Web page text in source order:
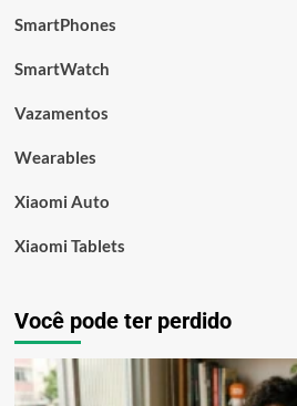
SmartPhones
SmartWatch
Vazamentos
Wearables
Xiaomi Auto
Xiaomi Tablets
Você pode ter perdido